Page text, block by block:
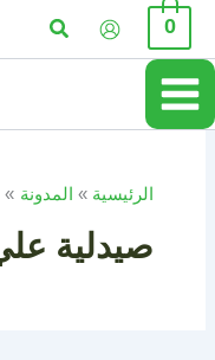
تخطي
المحتوى
0 البحث
الرئيسية المدونة
صيدلية